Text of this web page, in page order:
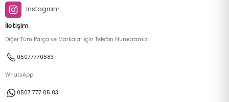
Instagram
İletişim
Diğer Tüm Parça ve Markalar İçin Telefon Numaramız:
05077770583
WhatsApp
0507 777 05 83